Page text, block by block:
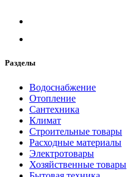
Разделы
Водоснабжение
Отопление
Сантехника
Климат
Строительные товары
Расходные материалы
Электротовары
Хозяйственные товары